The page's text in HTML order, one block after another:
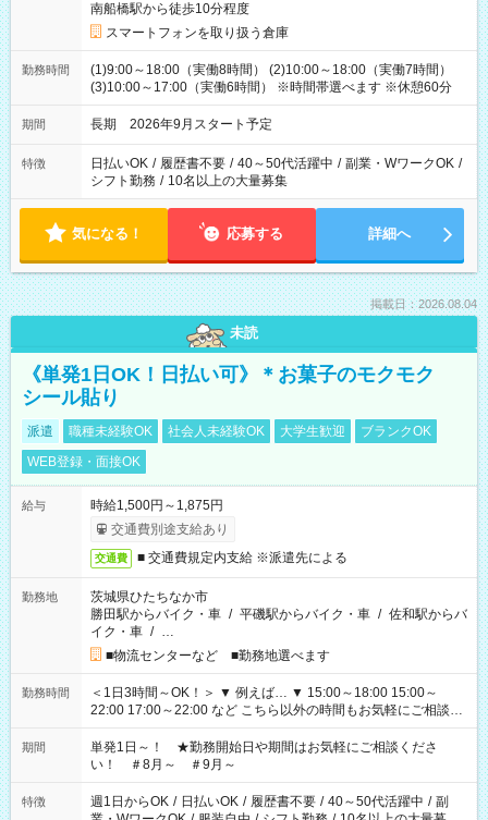
南船橋駅から徒歩10分程度
スマートフォンを取り扱う倉庫
勤務時間
(1)9:00～18:00（実働8時間） (2)10:00～18:00（実働7時間）
(3)10:00～17:00（実働6時間） ※時間帯選べます ※休憩60分
期間 長期 2026年9月スタート予定
特徴 日払いOK / 履歴書不要 / 40～50代活躍中 / 副業・WワークOK /
シフト勤務 / 10名以上の大量募集
気になる！ 応募する 詳細へ
掲載日：2026.08.04
未読
《単発1日OK！日払い可》＊お菓子のモクモク
シール貼り
派遣 職種未経験OK 社会人未経験OK 大学生歓迎
ブランクOK
WEB登録・面接OK
給与
時給1,500円～1,875円
交通費別途支給あり
交通費 ■ 交通費規定内支給 ※派遣先による
勤務地
茨城県ひたちなか市
勝田駅からバイク・車 / 平磯駅からバイク・車 / 佐和駅からバ
イク・車 / …
■物流センターなど ■勤務地選べます
勤務時間
＜1日3時間～OK！＞ ▼ 例えば… ▼ 15:00～18:00 15:00～
22:00 17:00～22:00 など こちら以外の時間もお気軽にご相談く
ださい！
期間
単発1日～！ ★勤務開始日や期間はお気軽にご相談くださ
い！ ＃8月～ ＃9月～
特徴 週1日からOK / 日払いOK / 履歴書不要 / 40～50代活躍中 / 副